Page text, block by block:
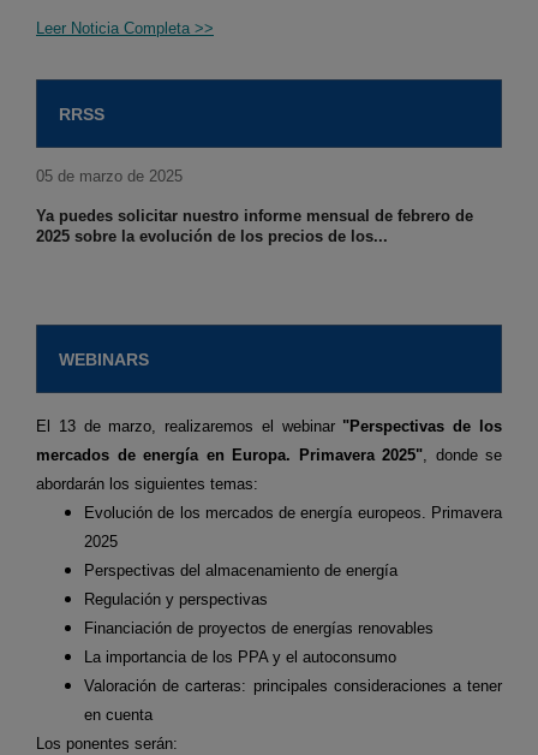
Leer Noticia Completa >>
RRSS
05 de marzo de 2025
Ya puedes solicitar nuestro informe mensual de febrero de
2025 sobre la evolución de los precios de los...
WEBINARS
El 13 de marzo, realizaremos el webinar "Perspectivas de los
mercados de energía en Europa. Primavera 2025", donde se
abordarán los siguientes temas:
Evolución de los mercados de energía europeos. Primavera
2025
Perspectivas del almacenamiento de energía
Regulación y perspectivas
Financiación de proyectos de energías renovables
La importancia de los PPA y el autoconsumo
Valoración de carteras: principales consideraciones a tener
en cuenta
Los ponentes serán: